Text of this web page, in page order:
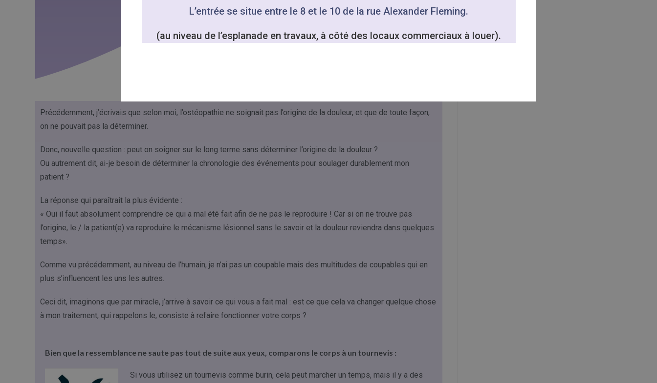
Précédemment, j’écrivais que selon moi, l’ostéopathie ne soignait pas l’origine de la douleur, et que de toute façon,
on ne pouvait pas la déterminer.
Donc, nouvelle question : peut on soigner sur le long terme sans déterminer l’origine de la douleur ?
Ou autrement dit, ai-je besoin de déterminer la chronologie des événements pour soulager durablement mon
patient ?
La réponse qui paraîtrait la plus évidente :
« Oui il faut absolument comprendre ce qui a mal été fait afin de ne pas le reproduire ! Car si on ne trouve pas
l’origine, le / la patient(e) va reproduire le mécanisme lésionnel sans le savoir et la douleur reviendra dans quelques
temps».
Comme vu précédemment, au niveau de l’humain, je n’ai pas un coupable mais des multitudes de coupables qui en
plus s’influencent les uns les autres.
Ceci dit, imaginons que par miracle, j’arrive à savoir ce qui vous a fait mal : est ce que cela va changer quelque chose
à mon traitement, qui rappelons le, consiste à refaire fonctionner votre corps ?
Bien que la ressemblance ne saute pas tout de suite aux yeux, comparons le corps à un tournevis :
Si vous utilisez un tournevis comme burin, cela peut marcher un temps, mais il y a des
L’entrée se situe entre le 8 et le 10 de la rue Alexander Fleming.
(au niveau de l’esplanade en travaux, à côté des locaux commerciaux à louer).